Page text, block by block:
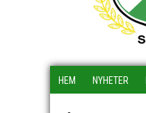
HEM NYHETER